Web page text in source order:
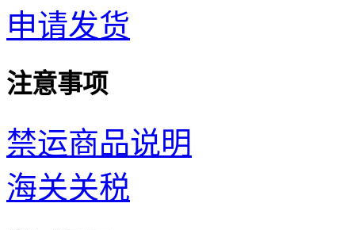
申请发货
注意事项
禁运商品说明
海关关税